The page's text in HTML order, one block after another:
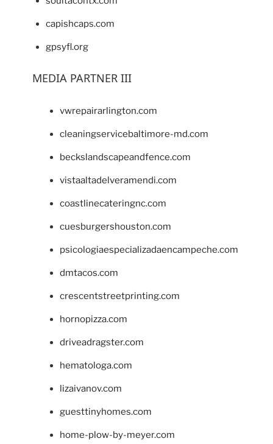
capishcaps.com
gpsyfl.org
MEDIA PARTNER III
vwrepairarlington.com
cleaningservicebaltimore-md.com
beckslandscapeandfence.com
vistaaltadelveramendi.com
coastlinecateringnc.com
cuesburgershouston.com
psicologiaespecializadaencampeche.com
dmtacos.com
crescentstreetprinting.com
hornopizza.com
driveadragster.com
hematologa.com
lizaivanov.com
guesttinyhomes.com
home-plow-by-meyer.com